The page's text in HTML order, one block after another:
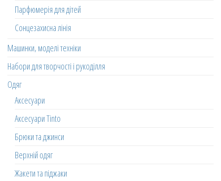
Парфюмерія для дітей
Сонцезахисна лінія
Машинки, моделі техніки
Набори для творчості і рукоділля
Одяг
Аксесуари
Аксесуари Tinto
Брюки та джинси
Верхній одяг
Жакети та піджаки